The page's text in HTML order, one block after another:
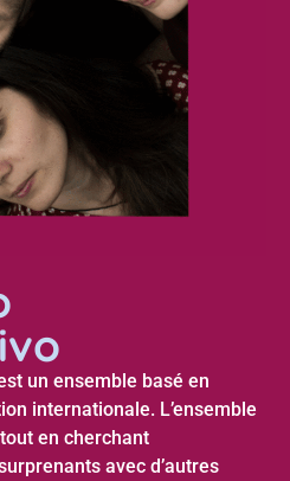
un ensemble basé en
internationale. L’ensemble
en cherchant
avec d’autres